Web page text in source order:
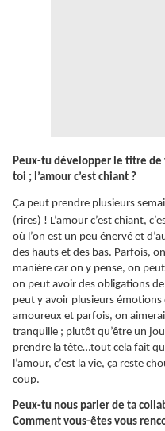
Peux-tu développer le titre de
toi ; l’amour c’est chiant ?
Ça peut prendre plusieurs
(rires) ! L’amour c’est chiant,
où l’on est un peu énervé et
des hauts et des bas. Parfois,
manière car on y pense, on
on peut avoir des obligations
peut y avoir plusieurs
amoureux et parfois, on
tranquille ; plutôt qu’être un
prendre la tête…tout cela fait
l’amour, c’est la vie, ça reste
coup.
Peux-tu nous parler de ta
Comment vous-êtes vous